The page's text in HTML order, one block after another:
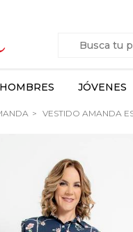
HOMBRES JÓVENES
VESTIDO AMANDA